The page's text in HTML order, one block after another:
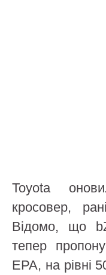
Toyota
кросовер,
Відомо, що
тепер
EPA, на рівні